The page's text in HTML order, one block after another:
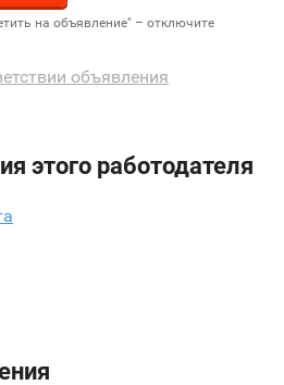
на объявление" – отключите
объявления
этого работодателя